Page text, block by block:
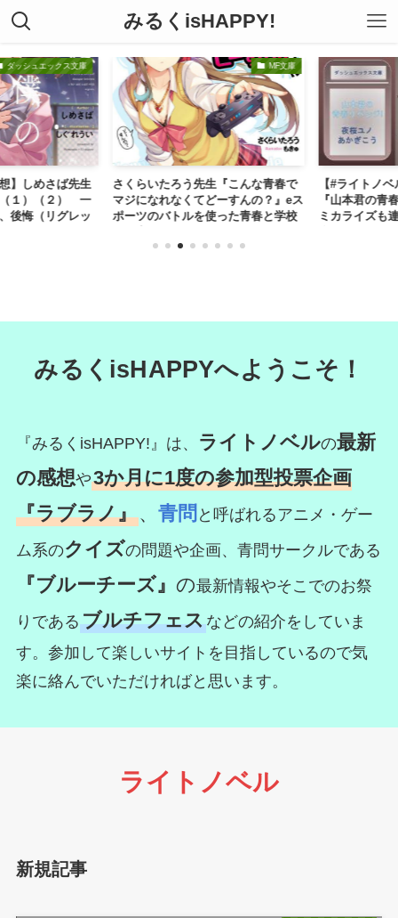
みるくisHAPPY!
ッシュエックス文庫
しめさば先生
１）（２） 一
悔（リグレッ
MF文庫
さくらいたろう先生『こんな青春で
マジになれなくてどーすんの？』eス
ポーツのバトルを使った青春と学校
【#ライトノベ
『山本君の青春
ミカライズも連
みるくisHAPPYへようこそ！
『みるくisHAPPY!』は、 ライトノベルの最新
の感想や3か月に1度の参加型投票企画
『ラブラノ』、 青問 と呼ばれるアニメ・ゲー
ム系のクイズの問題や企画、青問サークルである
『ブルーチーズ』 の最新情報やそこでのお祭
りであるブルチフェスなどの紹介をしていま
す。参加して楽しいサイトを目指しているので気
楽に絡んでいただければと思います。
ライトノベル
新規記事